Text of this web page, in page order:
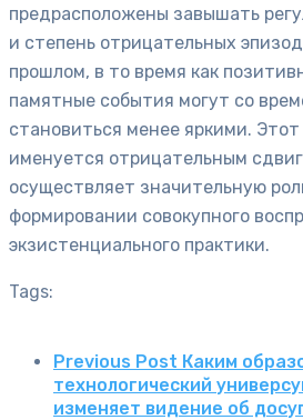
предрасположены завышать
и степень отрицательных
прошлом, в то время как
памятные события могут со
становиться менее яркими.
именуется отрицательным
осуществляет значительную
формировании совокупного
экзистенциального практики.
Tags:
Previous Post Каким
технологический
изменяет видение об